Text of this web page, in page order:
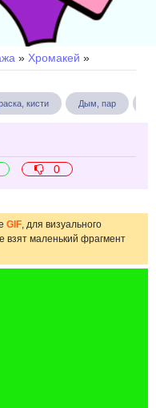
» Хромакей »
кисти Дым, пар
0
GIF, для визуального
взят маленький фрагмент